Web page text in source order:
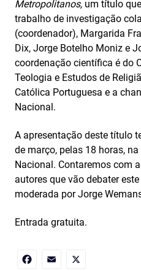
Metropolitanos, um título
trabalho de investigação
(coordenador), Margarida
Dix, Jorge Botelho Moniz e
coordenação científica é do
Teologia e Estudos de
Católica Portuguesa e a
Nacional.
A apresentação deste título
de março, pelas 18 horas,
Nacional. Contaremos com
autores que vão debater
moderada por Jorge
Entrada gratuita.